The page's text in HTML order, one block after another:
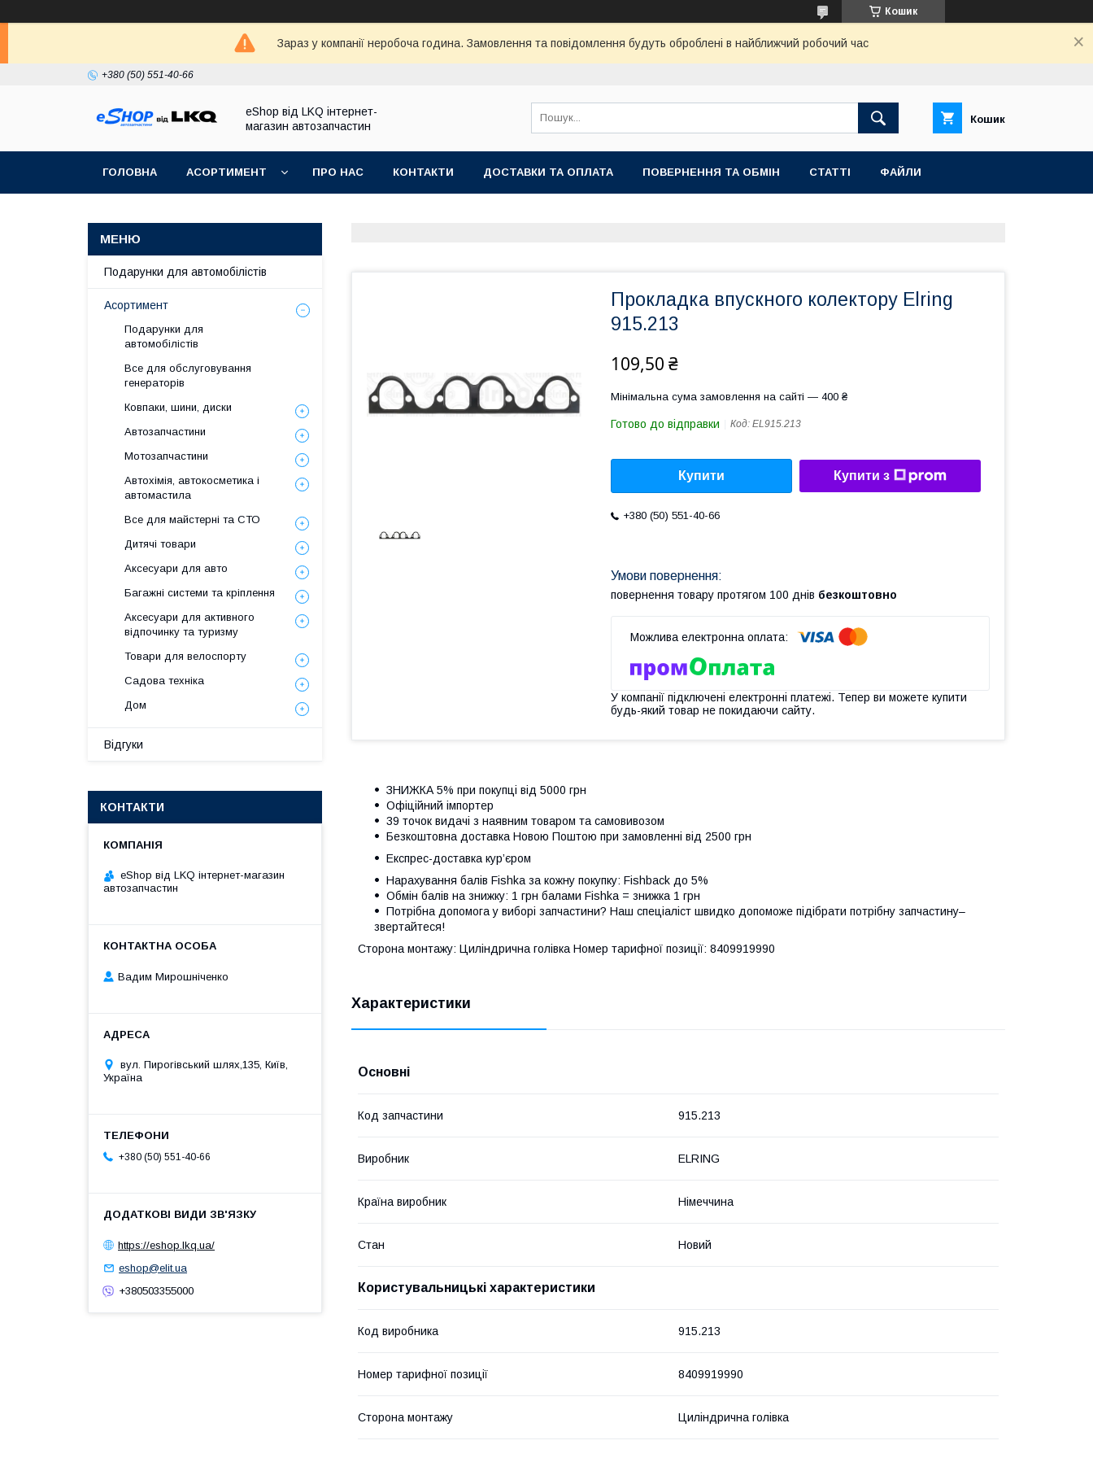
Кошик
Зараз у компанії неробоча година. Замовлення та повідомлення будуть оброблені в найближчий робочий час
+380 (50) 551-40-66
eShop від LKQ інтернет-
магазин автозапчастин
Кошик
ГОЛОВНА АСОРТИМЕНТ ПРО НАС КОНТАКТИ ДОСТАВКИ ТА ОПЛАТА ПОВЕРНЕННЯ ТА ОБМІН СТАТТІ ФАЙЛИ
Прокладка впускного колектору Elring
915.213
109,50 ₴
Мінімальна сума замовлення на сайті — 400 ₴
Готово до відправки Код: EL915.213
Купити Купити з
+380 (50) 551-40-66
повернення товару протягом 100 днів безкоштовно
У компанії підключені електронні платежі. Тепер ви можете купити
будь-який товар не покидаючи сайту.
ЗНИЖКА 5% при покупці від 5000 грн
Офіційний імпортер
39 точок видачі з наявним товаром та самовивозом
Безкоштовна доставка Новою Поштою при замовленні від 2500 грн
Експрес-доставка кур’єром
Нарахування балів Fishka за кожну покупку: Fishback до 5%
Обмін балів на знижку: 1 грн балами Fishka = знижка 1 грн
Потрібна допомога у виборі запчастини? Наш спеціаліст швидко допоможе підібрати потрібну запчастину–
звертайтеся!
Сторона монтажу: Циліндрична голівка Номер тарифної позиції: 8409919990
Характеристики
Основні
Код запчастини 915.213
Виробник ELRING
Країна виробник Німеччина
Стан Новий
Користувальницькі характеристики
Код виробника 915.213
Номер тарифної позиції 8409919990
Сторона монтажу Циліндрична голівка
Подарунки для автомобілістів
Асортимент
Подарунки для
автомобілістів
Все для обслуговування
генераторів
Ковпаки, шини, диски
Автозапчастини
Мотозапчастини
Автохімія, автокосметика і
автомастила
Все для майстерні та СТО
Дитячі товари
Аксесуари для авто
Багажні системи та кріплення
Аксесуари для активного
відпочинку та туризму
Товари для велоспорту
Садова техніка
Дом
Відгуки
КОНТАКТИ
eShop від LKQ інтернет-магазин
автозапчастин
Вадим Мирошніченко
вул. Пирогівський шлях,135, Київ,
Україна
+380 (50) 551-40-66
https://eshop.lkq.ua/
eshop@elit.ua
+380503355000